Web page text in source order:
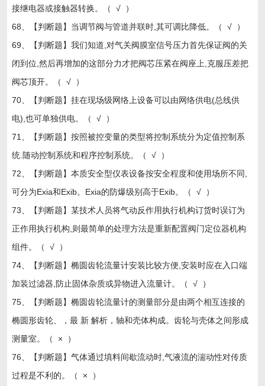
接继电器或接触器转换。（ √ ）
68、【判断题】当调节阀与管道并联时,其可调比降低。（ √ ）
69、【判断题】我们知道,对气关阀膜室信号压力首先保证阀的关
闭到位,然后再增加的这部分力才把阀芯压紧在阀座上,克服压差把
阀芯顶开。（ √ ）
70、【判断题】挂在现场级网络上设备可以由网络供电(总线供
电),也可单独供电。（ √ ）
71、【判断题】按照被控变量的类型将控制系统分为定值控制系
统.随动控制系统和程序控制系统。（ √ ）
72、【判断题】本质安全型仪表设备按安全程度和使用场所不同,
可分为Exia和Exib。Exia的防爆级别高于Exib。（ √ ）
73、【判断题】某技术人员将气动反作用执行机构订货时误订为
正作用执行机构,则最简单的处理方法是重新配置阀门定位器机构
组件。（ √ ）
74、【判断题】椭圆齿轮流量计安装比较方便,安装时应在入口端
加装过滤器,防止固体杂质或异物进入流量计。（ √ ）
75、【判断题】椭圆齿轮流量计的测量部分是由两个相互连接的
椭圆形齿轮、，最 新 解析，轴和壳体构成。齿轮与壳体之间形成
测量室。（ × ）
76、【判断题】气体通过填料间歇流动时,气液流的湍动性对传质
过程是不利的。（ × ）